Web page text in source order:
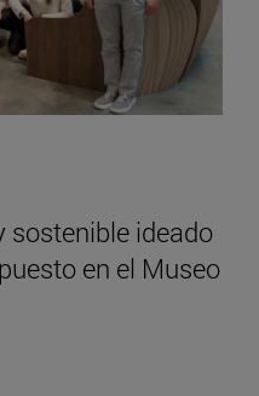
sostenible ideado
en el Museo